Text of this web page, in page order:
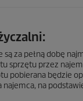
za pełną dobę
sprzętu przez
pobierana będzie
najemca, na